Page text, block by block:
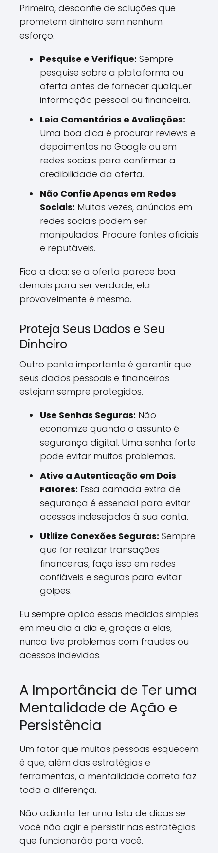
Primeiro, desconfie de soluções que
prometem dinheiro sem nenhum
esforço.
Pesquise e Verifique: Sempre
pesquise sobre a plataforma ou
oferta antes de fornecer qualquer
informação pessoal ou financeira.
Leia Comentários e Avaliações:
Uma boa dica é procurar reviews e
depoimentos no Google ou em
redes sociais para confirmar a
credibilidade da oferta.
Não Confie Apenas em Redes
Sociais: Muitas vezes, anúncios em
redes sociais podem ser
manipulados. Procure fontes oficiais
e reputáveis.
Fica a dica: se a oferta parece boa
demais para ser verdade, ela
provavelmente é mesmo.
Proteja Seus Dados e Seu
Dinheiro
Outro ponto importante é garantir que
seus dados pessoais e financeiros
estejam sempre protegidos.
Use Senhas Seguras: Não
economize quando o assunto é
segurança digital. Uma senha forte
pode evitar muitos problemas.
Ative a Autenticação em Dois
Fatores: Essa camada extra de
segurança é essencial para evitar
acessos indesejados à sua conta.
Utilize Conexões Seguras: Sempre
que for realizar transações
financeiras, faça isso em redes
confiáveis e seguras para evitar
golpes.
Eu sempre aplico essas medidas simples
em meu dia a dia e, graças a elas,
nunca tive problemas com fraudes ou
acessos indevidos.
A Importância de Ter uma
Mentalidade de Ação e
Persistência
Um fator que muitas pessoas esquecem
é que, além das estratégias e
ferramentas, a mentalidade correta faz
toda a diferença.
Não adianta ter uma lista de dicas se
você não agir e persistir nas estratégias
que funcionarão para você.